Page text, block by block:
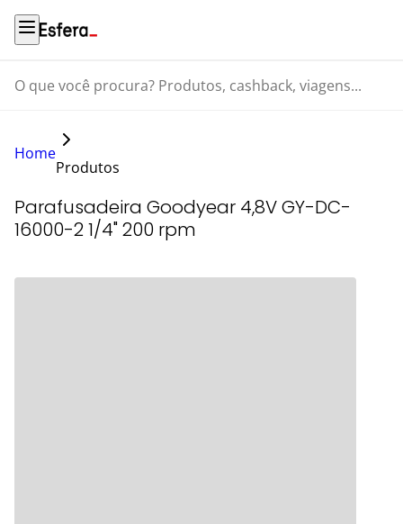
O que você procura? Produtos, cashback, viagens...
Home
Produtos
Parafusadeira Goodyear 4,8V GY-DC-
16000-2 1/4" 200 rpm